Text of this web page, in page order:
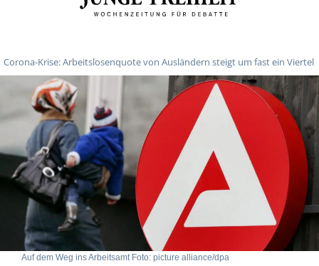
Corona-Krise: Arbeitslosenquote von Ausländern steigt um fast ein Viertel
Auf dem Weg ins Arbeitsamt Foto: picture alliance/dpa